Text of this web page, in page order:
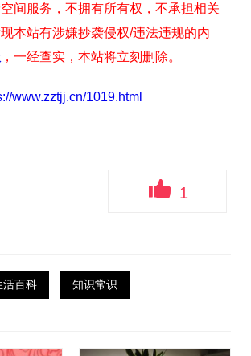
间服务，不拥有所有权，不承担相关
本站有涉嫌抄袭侵权/违法违规的内
，一经查实，本站将立刻删除。
www.zztjj.cn/1019.html
1
活百科 知识常识